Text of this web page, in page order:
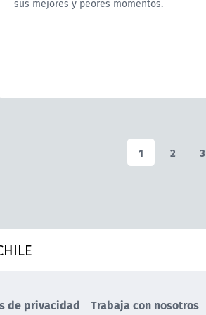
sus mejores y peores momentos.
1 2 3
de privacidad Trabaja con nosotros